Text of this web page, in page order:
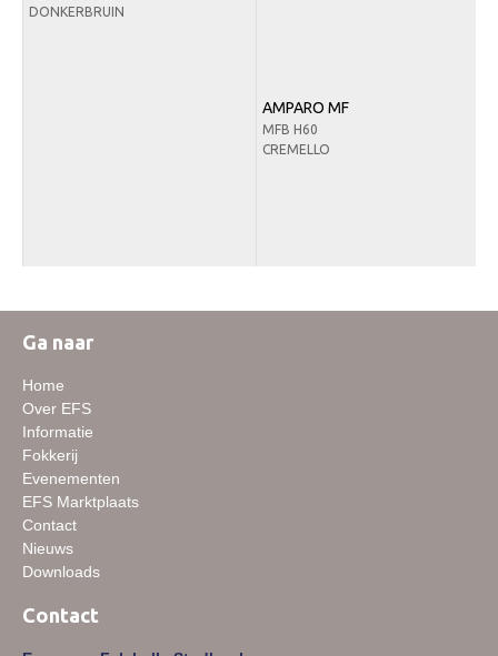
DONKERBRUIN
AMPARO MF
MFB H60
CREMELLO
Ga naar
Home
Over EFS
Informatie
Fokkerij
Evenementen
EFS Marktplaats
Contact
Nieuws
Downloads
Contact